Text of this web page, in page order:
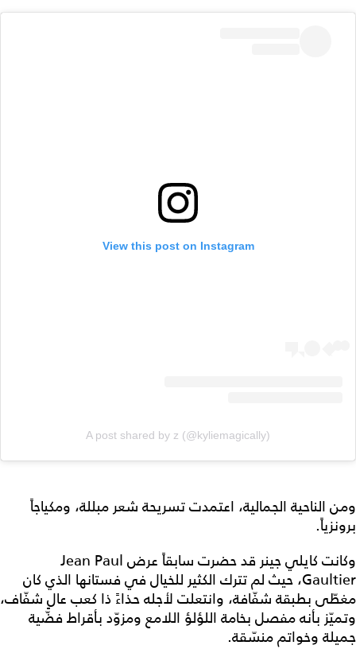
View this post on Instagram
A post shared by z (@kyliemagically)
ومن الناحية الجمالية، اعتمدت تسريحة شعر مبللة، ومكياجاً
برونزياً.
وكانت كايلي جينر قد حضرت سابقاً عرض Jean Paul
Gaultier، حيث لم تترك الكثير للخيال في فستانها الذي كان
مغطّى بطبقة شفّافة، وانتعلت لأجله حذاءً ذا كعب عالٍ شفّاف،
وتميّز بأنه مفصل بخامة اللؤلؤ اللامع ومزوّد بأقراط فضّية
جميلة وخواتم منسّقة.